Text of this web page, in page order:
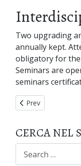
Two upgrading
annually kept.
obligatory for
Seminars are
seminars
Previous article:
Prev
CERCA NEL